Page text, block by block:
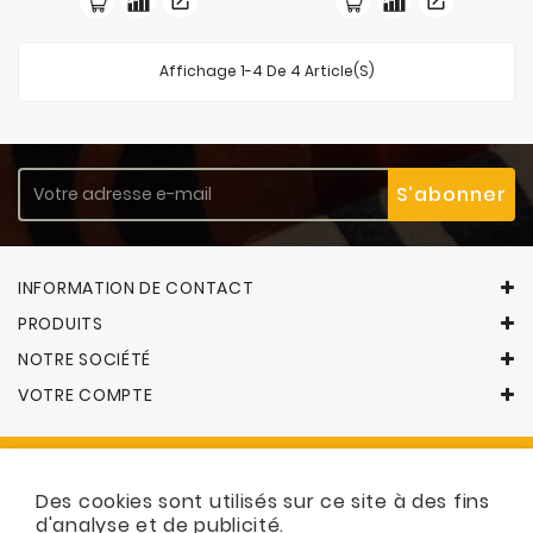
Des cookies sont utilisés sur ce site à des fins
d'analyse et de publicité.
base
base
Affichage 1-4 De 4 Article(s)
INFORMATION DE CONTACT
PRODUITS
NOTRE SOCIÉTÉ
VOTRE COMPTE
© 2026 - Logiciel e-commerce par PrestaShop™